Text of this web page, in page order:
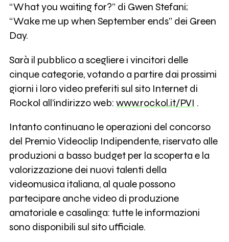
“What you waiting for?” di Gwen Stefani;
“Wake me up when September ends” dei Green
Day.
Sarà il pubblico a scegliere i vincitori delle
cinque categorie, votando a partire dai prossimi
giorni i loro video preferiti sul sito Internet di
Rockol all’indirizzo web: www.rockol.it/PVI .
Intanto continuano le operazioni del concorso
del Premio Videoclip Indipendente, riservato alle
produzioni a basso budget per la scoperta e la
valorizzazione dei nuovi talenti della
videomusica italiana, al quale possono
partecipare anche video di produzione
amatoriale e casalinga: tutte le informazioni
sono disponibili sul sito ufficiale.